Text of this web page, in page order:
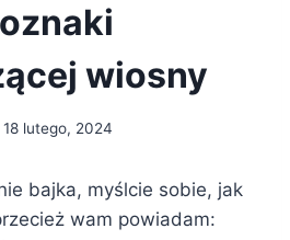
wiosny
18 lutego, 2024
bajka, myślcie sobie, jak
wam powiadam: